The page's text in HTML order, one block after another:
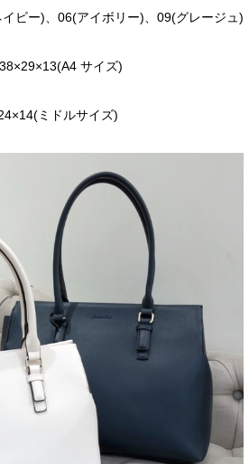
ビー)、06(アイボリー)、09(グレージュ)
サイズ)
ミドルサイズ)